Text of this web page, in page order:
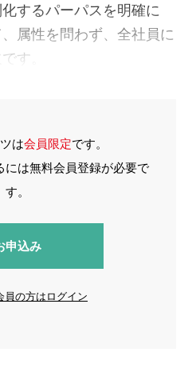
するパーパスを明確に
属性を問わず、全社員に
す。
は会員限定です。
には無料会員登録が必要で
す。
申込み
員の方はログイン